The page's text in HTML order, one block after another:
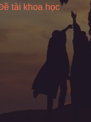
tài khoa học